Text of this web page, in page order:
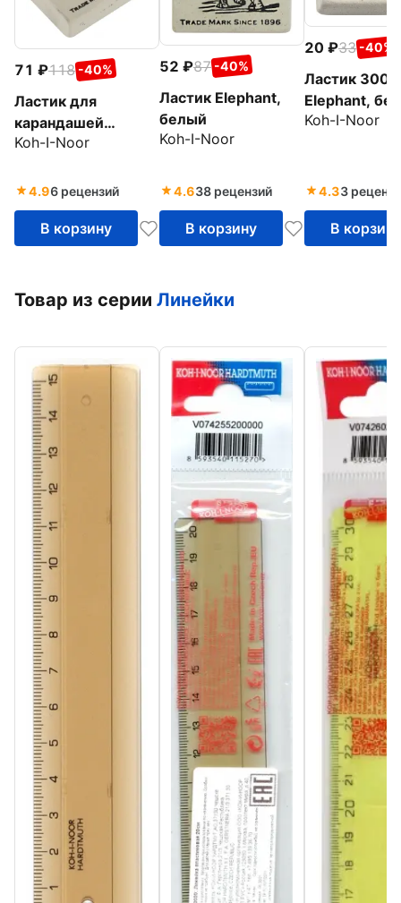
71 118 -40%
Ластик для
карандашей
Elephant, белый
Koh-I-Noor
4.96 рецензий
В корзину
52 87 -40%
Ластик Elephant,
белый
Koh-I-Noor
4.638 рецензий
В корзину
20 33 -40%
Ластик 300/
Elephant,
Koh-I-Noor
4.33
В корзину
Товар из серии Линейки